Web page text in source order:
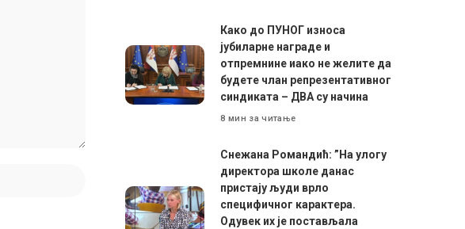
Како до ПУНОГ износа
јубиларне награде и
отпремнине иако не желите да
будете члан репрезентативног
синдиката – ДВА су начина
8 мин за читање
Снежана Романдић: ”На улогу
директора школе данас
пристају људи врло
специфичног карактера.
Одувек их је постављала